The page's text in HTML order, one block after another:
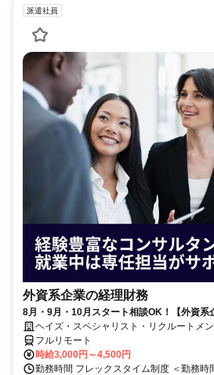
派遣社員
外資系企業の経理財務
8月・9月・10月スタート相談OK！【外資系
大／700万～800万／リモート勤務OK】経理
ヘイズ・スペシャリスト・リクルートメ
フルリモート
時給3,000円～4,500円
勤務時間 フレックスタイム制度 ＜勤務時